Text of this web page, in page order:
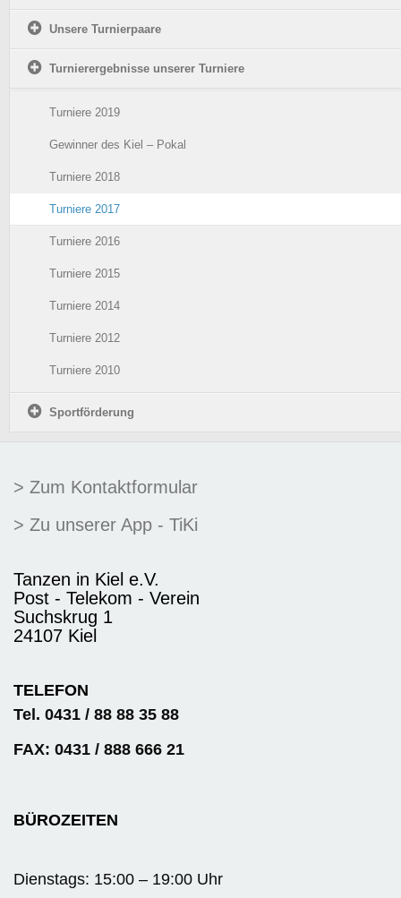
Unsere Turnierpaare
Turnierergebnisse unserer Turniere
Turniere 2019
Gewinner des Kiel – Pokal
Turniere 2018
Turniere 2017
Turniere 2016
Turniere 2015
Turniere 2014
Turniere 2012
Turniere 2010
Sportförderung
> Zum Kontaktformular
> Zu unserer App - TiKi
Tanzen in Kiel e.V.
Post - Telekom - Verein
Suchskrug 1
24107 Kiel
TELEFON
Tel. 0431 / 88 88 35 88
FAX: 0431 / 888 666 21
BÜROZEITEN
Dienstags: 15:00 – 19:00 Uhr